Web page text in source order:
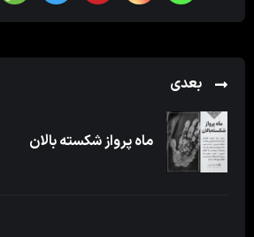
بعدی
ماه پرواز شکسته بالان